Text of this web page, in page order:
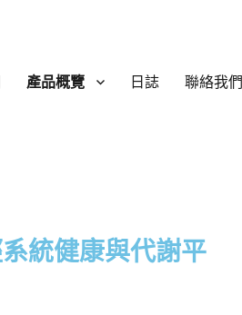
產品概覽 日誌 聯絡我們
統健康與代謝平